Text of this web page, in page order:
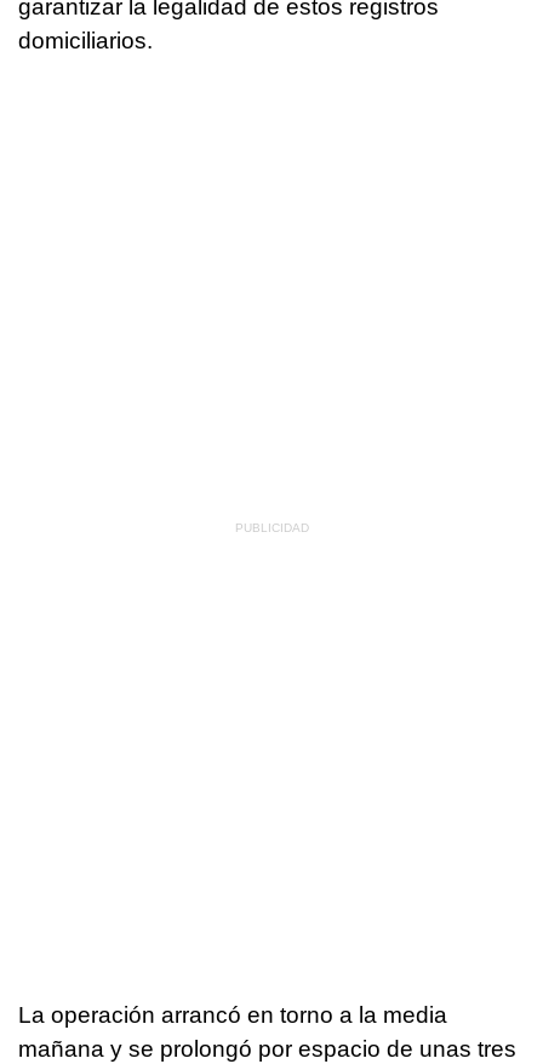
garantizar la legalidad de estos registros
domiciliarios.
La operación arrancó en torno a la media
mañana y se prolongó por espacio de unas tres